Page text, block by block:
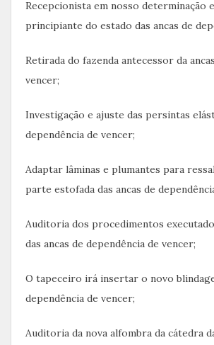
Recepcionista em nosso determinação
principiante do estado das ancas de
Retirada do fazenda antecessor da
vencer;
Investigação e ajuste das persintas
dependência de vencer;
Adaptar lâminas e plumantes para
parte estofada das ancas de
Auditoria dos procedimentos
das ancas de dependência de vencer;
O tapeceiro irá insertar o novo
dependência de vencer;
Auditoria da nova alfombra da cátedra